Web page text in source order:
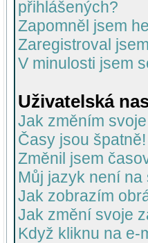
přihlášených?
Zapomněl jsem
Zaregistroval
V minulosti jsem
Uživatelská
Jak změním
Časy jsou špatně!
Změnil jsem
Můj jazyk není na
Jak zobrazím
Jak změní svoje
Když kliknu na e-